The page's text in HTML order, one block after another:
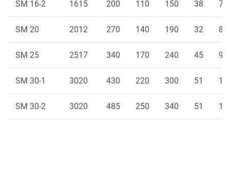
SM 16-2 1615 200 110 150 38 7.5
SM 20 2012 270 140 190 32 8.5
SM 25 2517 340 170 240 45 9.5
SM 30-1 3020 430 220 300 51
SM 30-2 3020 485 250 340 51